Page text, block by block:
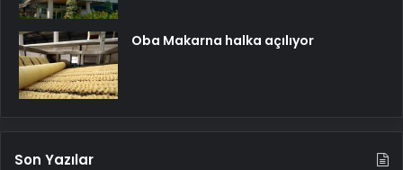
Oba Makarna halka açılıyor
Son Yazılar